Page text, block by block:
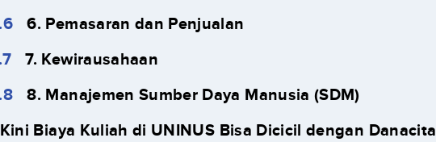
6. Pemasaran dan Penjualan
7. Kewirausahaan
8. Manajemen Sumber Daya Manusia (SDM)
Kini Biaya Kuliah di UNINUS Bisa Dicicil dengan Danacita